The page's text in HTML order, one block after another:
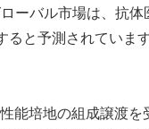
ーバル市場は、抗
ると予測されていま
能培地の組成譲渡を